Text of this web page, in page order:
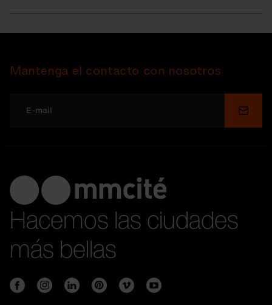
Mantenga el contacto con nosotros
Enviar
Hacemos las ciudades
más bellas